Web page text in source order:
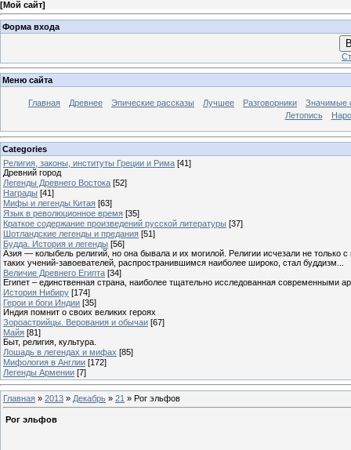
[Мой сайт]
Форма входа
Меню сайта
Главная Древнее Эпические рассказы Лучшее Разговорники
Значимые
Летопись
Categories
Религия, законы, институты Греции и Рима [41]
Древний город
Легенды Древнего Востока [52]
Награды [41]
Мифы и легенды Китая [63]
Язык в революционное время [35]
Краткое содержание произведений русской литературы [37]
Шотландские легенды и предания [51]
Будда. История и легенды [56]
Азия — колыбель религий, но она бывала и их могилой. Религии исчезали не
таких учений-завоевателей, распространившимся наиболее широко, стал буддизм...
Величие Древнего Египта [34]
Египет – единственная страна, наиболее тщательно исследованная современными
История Нибиру [174]
Герои и боги Индии [35]
Индия помнит о своих великих героях
Зороастрийцы. Верования и обычаи [67]
Майя [81]
Быт, религия, культура.
Лошадь в легендах и мифах [85]
Мифология в Англии [172]
Легенды Армении [7]
Главная » 2013 » Декабрь » 21 » Рог эльфов
Рог эльфов